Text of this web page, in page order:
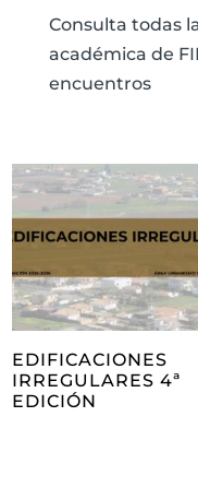
Consulta todas
académica de
encuentros
EDIFICACIONES
IRREGULARES 4ª
EDICIÓN